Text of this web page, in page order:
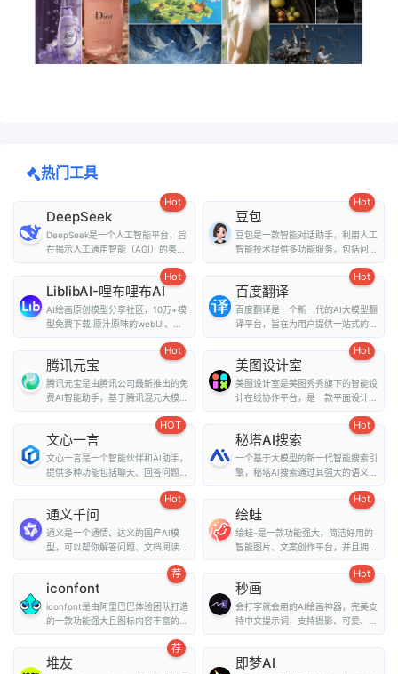
热门工具
Hot
DeepSeek
DeepSeek是一个人工智能平台，旨
在揭示人工通用智能（AGI）的奥
Hot
豆包
豆包是一款智能对话助手，利用人工
智能技术提供多功能服务，包括问
Hot
LiblibAI-哩布哩布AI
AI绘画原创模型分享社区，10万+模
型免费下载;原汁原味的webUI、
Hot
百度翻译
百度翻译是一个新一代的AI大模型翻
译平台，旨在为用户提供一站式的翻
Hot
腾讯元宝
腾讯元宝是由腾讯公司最新推出的免
费AI智能助手，基于腾讯混元大模型
Hot
美图设计室
美图设计室是美图秀秀旗下的智能设
计在线协作平台，是一款平面设计工
HOT
文心一言
文心一言是一个智能伙伴和AI助手，
提供多种功能包括聊天、回答问题、
Hot
秘塔AI搜索
一个基于大模型的新一代智能搜索引
擎，秘塔AI搜索通过其强大的语义理
Hot
通义千问
通义是一个通情、达义的国产AI模
型，可以帮你解答问题、文档阅读、
Hot
绘蛙
绘蛙-是一款功能强大，简洁好用的
智能图片、文案创作平台，并且拥有
荐
iconfont
iconfont是由阿里巴巴体验团队打造
的一款功能强大且图标内容丰富的矢
Hot
秒画
会打字就会用的AI绘画神器，完美支
持中文提示词，支持摄影、可爱、精
荐
堆友 即梦AI